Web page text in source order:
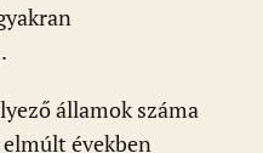
államok száma
években